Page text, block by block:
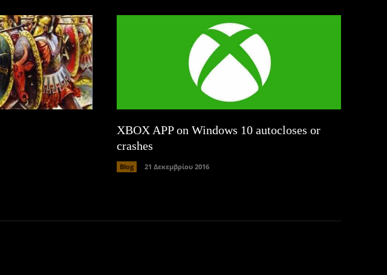
XBOX APP on Windows 10 autocloses or
crashes
Blog 21 Δεκεμβρίου 2016